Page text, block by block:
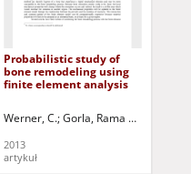
Salman, Ban Fadhil Jurczak, Paweł
Probabilistic study of
bone remodeling using
finite element analysis
Werner, C. Gorla, Rama Subba
2013
artykuł